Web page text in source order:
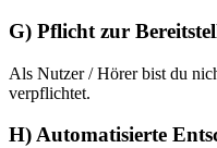
G) Pflicht zur
Als Nutzer / Hörer bist du
verpflichtet.
H) Automatisierte